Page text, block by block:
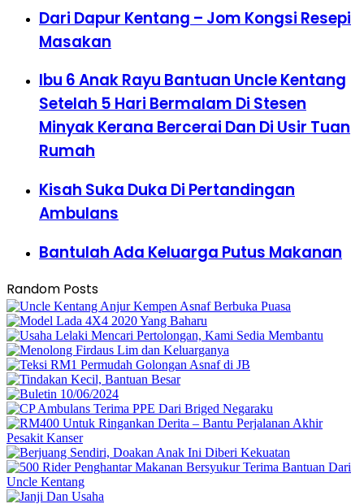
Dari Dapur Kentang – Jom Kongsi Resepi
Masakan
Ibu 6 Anak Rayu Bantuan Uncle Kentang
Setelah 5 Hari Bermalam Di Stesen
Minyak Kerana Bercerai Dan Di Usir Tuan
Rumah
Kisah Suka Duka Di Pertandingan
Ambulans
Bantulah Ada Keluarga Putus Makanan
Random Posts